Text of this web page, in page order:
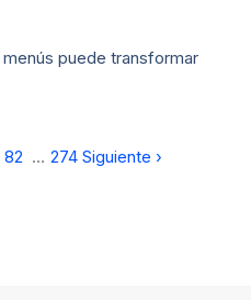
puede transformar
82 … 274 Siguiente ›